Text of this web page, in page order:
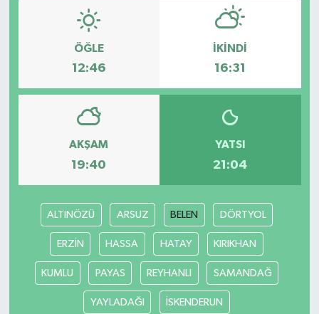
ÖĞLE
12:46
İKINDI
16:31
AKŞAM
19:40
YATSI
21:04
ALTINÖZÜ ARSUZ BELEN DÖRTYOL
ERZİN HASSA HATAY KIRIKHAN
KUMLU PAYAS REYHANLI SAMANDAĞ
YAYLADAĞI İSKENDERUN